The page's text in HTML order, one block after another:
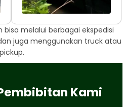
melalui berbagai ekspedisi
juga menggunakan truck atau
pickup.
Kami